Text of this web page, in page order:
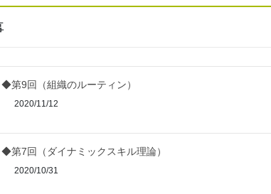
◆第9回（組織のルーティン）
2020/11/12
◆第7回（ダイナミックスキル理論）
2020/10/31